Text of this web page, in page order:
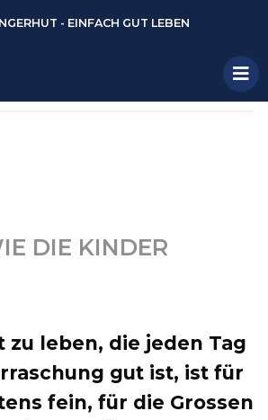
- EINFACH GUT LEBEN
DIE KINDER
zu leben, die jeden Tag
gut ist, ist für
fein, für die Grossen